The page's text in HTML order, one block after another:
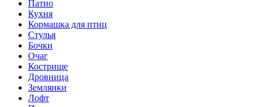
Патио
Кухня
Кормашка для птиц
Стулья
Бочки
Очаг
Кострище
Дровница
Землянки
Лофт